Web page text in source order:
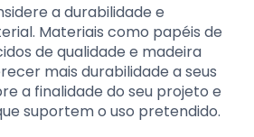
a durabilidade e
Materiais como papéis de
de qualidade e madeira
mais durabilidade a seus
a finalidade do seu projeto e
suportem o uso pretendido.